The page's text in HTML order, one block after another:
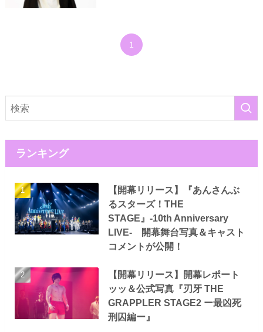
1
ランキング
【開幕リリース】『あんさんぶ
るスターズ！THE
STAGE』-10th Anniversary
LIVE- 開幕舞台写真＆キャスト
コメントが公開！
【開幕リリース】開幕レポート
ッッ＆公式写真『刃牙 THE
GRAPPLER STAGE2 ー最凶死
刑囚編ー』